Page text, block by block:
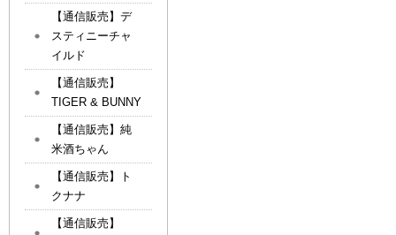
【通信販売】デ
スティニーチャ
イルド
【通信販売】
TIGER & BUNNY
【通信販売】純
米酒ちゃん
【通信販売】ト
クナナ
【通信販売】